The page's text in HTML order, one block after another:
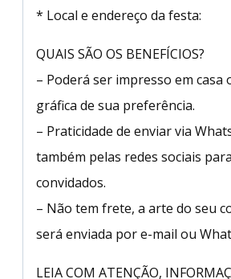
* Local e endereço da festa:
QUAIS SÃO OS BENEFÍCIOS?
– Poderá ser impresso em casa
gráfica de sua preferência.
– Praticidade de enviar via
também pelas redes sociais
convidados.
– Não tem frete, a arte do seu
será enviada por e-mail ou
LEIA COM ATENÇÃO,